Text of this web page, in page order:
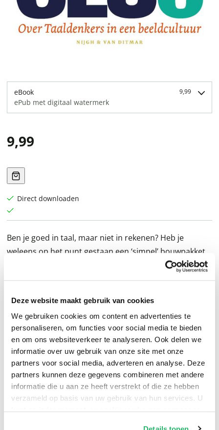
Deze website maakt gebruik van cookies
We gebruiken cookies om content en advertenties te
personaliseren, om functies voor social media te bieden
en om ons websiteverkeer te analyseren. Ook delen we
informatie over uw gebruik van onze site met onze
partners voor social media, adverteren en analyse. Deze
partners kunnen deze gegevens combineren met andere
informatie die u aan ze heeft verstrekt of die ze hebben
verzameld op basis van uw gebruik van hun services. U
kunt op ieder moment uw cookievoorkeuren aanpassen
eBook 9,99
ePub met digitaal watermerk
9,99
Direct downloaden
Ben je goed in taal, maar niet in rekenen? Heb je
weleens op het punt gestaan een ‘simpel’ bouwpakket
na urenlang gehannes uit het raam te gooien? Kun je
zelfs in het huis van je beste vrienden de wc niet
iemand die uitstekend uit zijn woorden komt, maar in
de visuele wereld vaak letterlijk kan verdwalen.
Er zijn veel meer ‘talenknobbels met een rekendeuk’ (in
jargon: non-verbale leerstoornis) dan gedacht: bijna
80.000 kinderen in het primair onderwijs alleen al. En
dat terwijl er in de klassen steeds meer filmpjes en
plaatjes worden gebruikt. Deze leerlingen kunnen
succesvolle advocaten, schrijvers en cabaretiers
worden, maar ook buiten de boot vallen.